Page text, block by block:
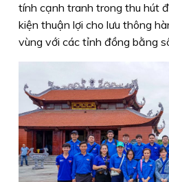
tính cạnh tranh trong thu hút
kiện thuận lợi cho lưu thông
vùng với các tỉnh đồng bằng